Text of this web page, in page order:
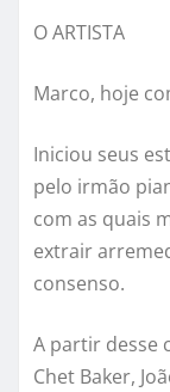
O ARTISTA
Marco, hoje
Iniciou seus
pelo irmão
com as quais
extrair
consenso.
A partir desse
Chet Baker,